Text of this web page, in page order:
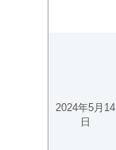
2024年5月14
日